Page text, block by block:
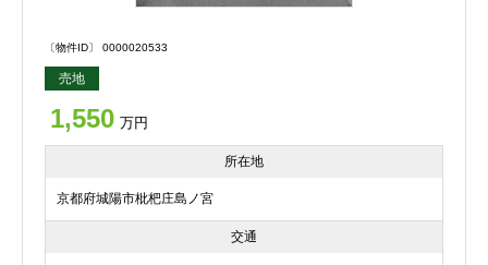
〔物件ID〕 0000020533
売地
1,550 万円
所在地
京都府城陽市枇杷庄島ノ宮
交通